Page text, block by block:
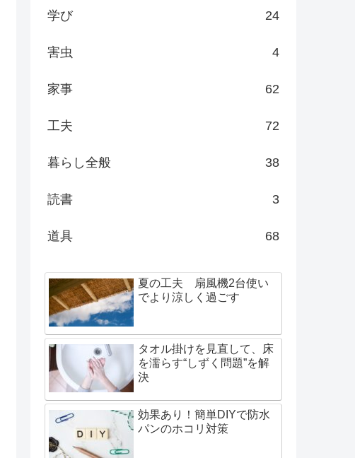
学び 24
害虫 4
家事 62
工夫 72
暮らし全般 38
読書 3
道具 68
夏の工夫 扇風機2台使い
でより涼しく過ごす
タオル掛けを見直して、床
を濡らす“しずく問題”を解
決
効果あり！簡単DIYで防水
パンのホコリ対策